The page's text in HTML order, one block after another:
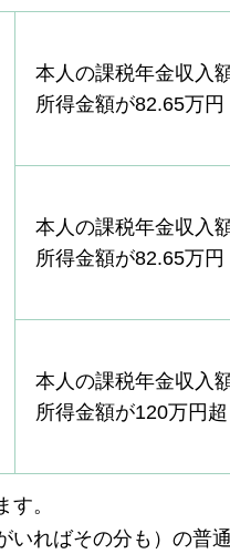
本人の課税年金収入
所得金額が82.65万
本人の課税年金収入
所得金額が82.65万
本人の課税年金収入
所得金額が120万円超
。
いればその分も）の普